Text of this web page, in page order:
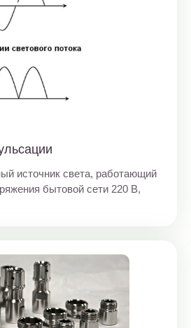
источник света, работающий
бытовой сети 220 В,